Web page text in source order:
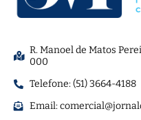
R. Manoel de Matos
000
Telefone: (51) 3664-4188
Email: